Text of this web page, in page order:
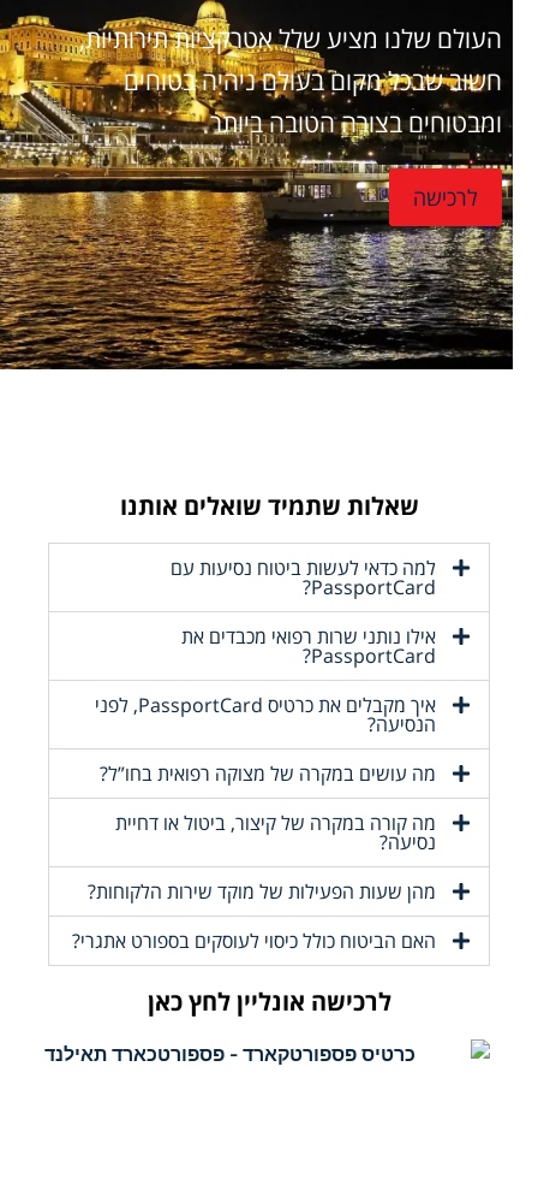
העולם שלנו מציע שלל אטרקציות תירותיות,
חשוב שבכל מקום בעולם ניהיה בטוחים
ומבטוחים בצורה הטובה ביותר
לרכישה
שאלות שתמיד שואלים אותנו
למה כדאי לעשות ביטוח נסיעות עם
PassportCard?
אילו נותני שרות רפואי מכבדים את
PassportCard?
איך מקבלים את כרטיס PassportCard, לפני
הנסיעה?
מה עושים במקרה של מצוקה רפואית בחו”ל?
מה קורה במקרה של קיצור, ביטול או דחיית
נסיעה?
מהן שעות הפעילות של מוקד שירות הלקוחות?
האם הביטוח כולל כיסוי לעוסקים בספורט אתגרי?
לרכישה אונליין לחץ כאן